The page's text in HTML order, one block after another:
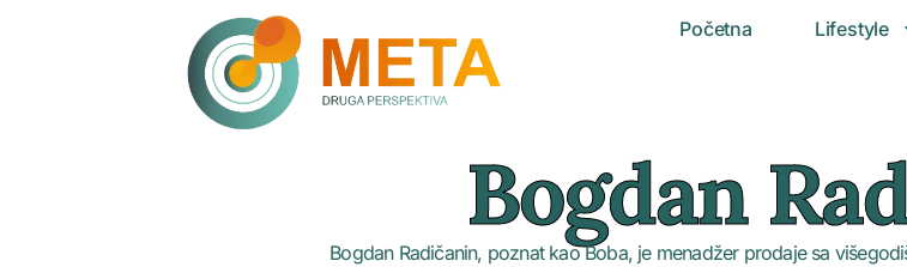
Početna Lifestyle
Bogdan
Bogdan Radičanin, poznat kao Boba, je menadžer prodaje sa